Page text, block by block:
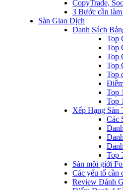
CopyTrade,
3 Bước cần
Sàn Giao Dịch
Danh Sách
Top
Top
Top
Top
Top
Top
Top
Xếp Hạng Sàn
Các
Top
Sàn môi giới
Các yếu tố cần
Review Đánh